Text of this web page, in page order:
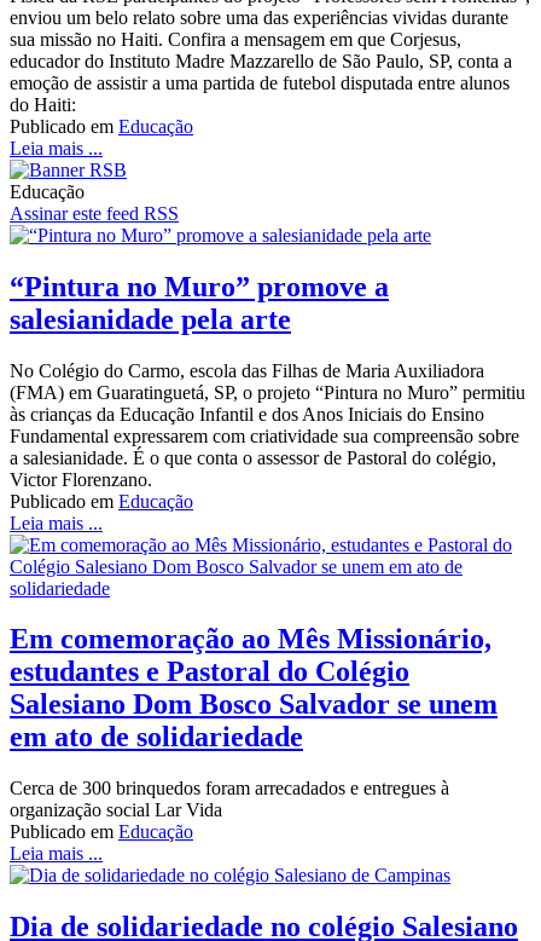
enviou um belo relato sobre uma das experiências vividas durante
sua missão no Haiti. Confira a mensagem em que Corjesus,
educador do Instituto Madre Mazzarello de São Paulo, SP, conta a
emoção de assistir a uma partida de futebol disputada entre alunos
do Haiti:
Publicado em Educação
Leia mais ...
Educação
Assinar este feed RSS
“Pintura no Muro” promove a
salesianidade pela arte
No Colégio do Carmo, escola das Filhas de Maria Auxiliadora
(FMA) em Guaratinguetá, SP, o projeto “Pintura no Muro” permitiu
às crianças da Educação Infantil e dos Anos Iniciais do Ensino
Fundamental expressarem com criatividade sua compreensão sobre
a salesianidade. É o que conta o assessor de Pastoral do colégio,
Victor Florenzano.
Publicado em Educação
Leia mais ...
Em comemoração ao Mês Missionário,
estudantes e Pastoral do Colégio
Salesiano Dom Bosco Salvador se unem
em ato de solidariedade
Cerca de 300 brinquedos foram arrecadados e entregues à
organização social Lar Vida
Publicado em Educação
Leia mais ...
Dia de solidariedade no colégio Salesiano